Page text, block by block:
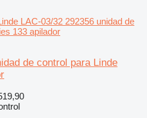
LAC-03/32 292356 unidad de
133 apilador
de control para Linde